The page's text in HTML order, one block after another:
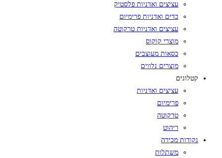
עציצים ואדניות פלסטיק
כדים ואדניות פרימיום
עציצים ואדניות טרקוטה
מוצרי קוקוס
כסאות מעוצבים
מוצרים נלווים
קטלוגים
עציצים ואדניות
פרימיום
טרקוטה
ריהוט
נקודות מכירה
משתלות